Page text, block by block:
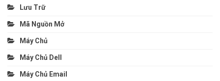
Lưu Trữ
Mã Nguồn Mở
Máy Chủ
Máy Chủ Dell
Máy Chủ Email